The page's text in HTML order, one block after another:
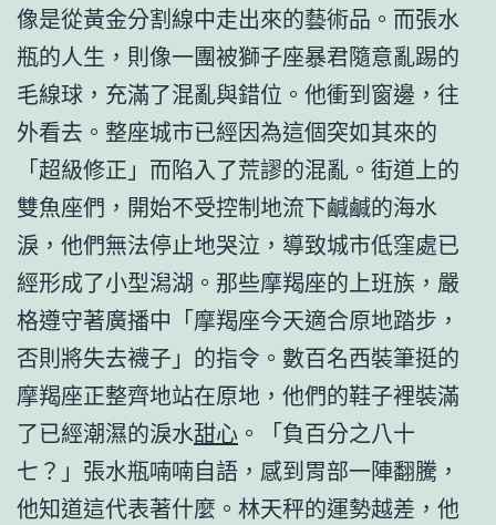
像是從黃金分割線中走出來的藝術品。而張水
瓶的人生，則像一團被獅子座暴君隨意亂踢的
毛線球，充滿了混亂與錯位。他衝到窗邊，往
外看去。整座城市已經因為這個突如其來的
「超級修正」而陷入了荒謬的混亂。街道上的
雙魚座們，開始不受控制地流下鹹鹹的海水
淚，他們無法停止地哭泣，導致城市低窪處已
經形成了小型潟湖。那些摩羯座的上班族，嚴
格遵守著廣播中「摩羯座今天適合原地踏步，
否則將失去襪子」的指令。數百名西裝筆挺的
摩羯座正整齊地站在原地，他們的鞋子裡裝滿
了已經潮濕的淚水甜心 。「負百分之八十
七？」張水瓶喃喃自語，感到胃部一陣翻騰，
他知道這代表著什麼。林天秤的運勢越差，他